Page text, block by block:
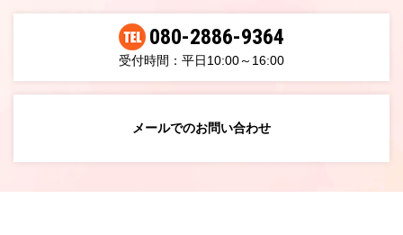
080-2886-9364
受付時間：平日10:00～16:00
メールでのお問い合わせ